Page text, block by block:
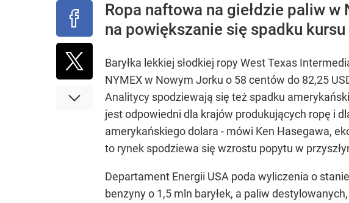
Ropa naftowa na giełdzie paliw
na powiększanie się spadku
Baryłka lekkiej słodkiej ropy West Texas
NYMEX w Nowym Jorku o 58 centów do 82,25
Analitycy spodziewają się też spadku
jest odpowiedni dla krajów produkujących ropę i
amerykańskiego dolara - mówi Ken Hasegawa,
to rynek spodziewa się wzrostu popytu w
Departament Energii USA poda wyliczenia o
benzyny o 1,5 mln baryłek, a paliw